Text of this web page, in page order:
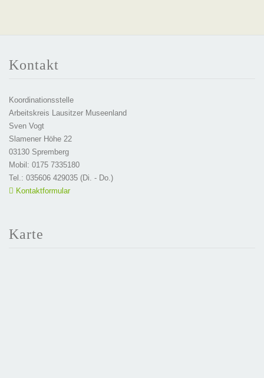
Kontakt
Koordinationsstelle
Arbeitskreis Lausitzer Museenland
Sven Vogt
Slamener Höhe 22
03130 Spremberg
Mobil: 0175 7335180
Tel.: 035606 429035 (Di. - Do.)
Kontaktformular
Karte